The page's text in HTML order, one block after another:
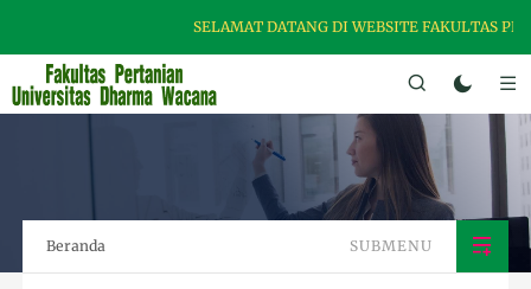
SELAMAT DATANG DI WEBSITE FAKULTAS
Beranda SUBMENU